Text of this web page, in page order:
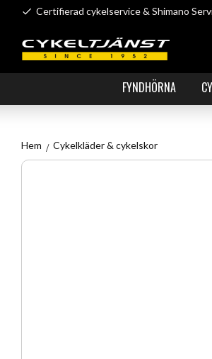
Certifierad cykelservice & Shimano
FYNDHÖRNA
Hem Cykelkläder & cykelskor